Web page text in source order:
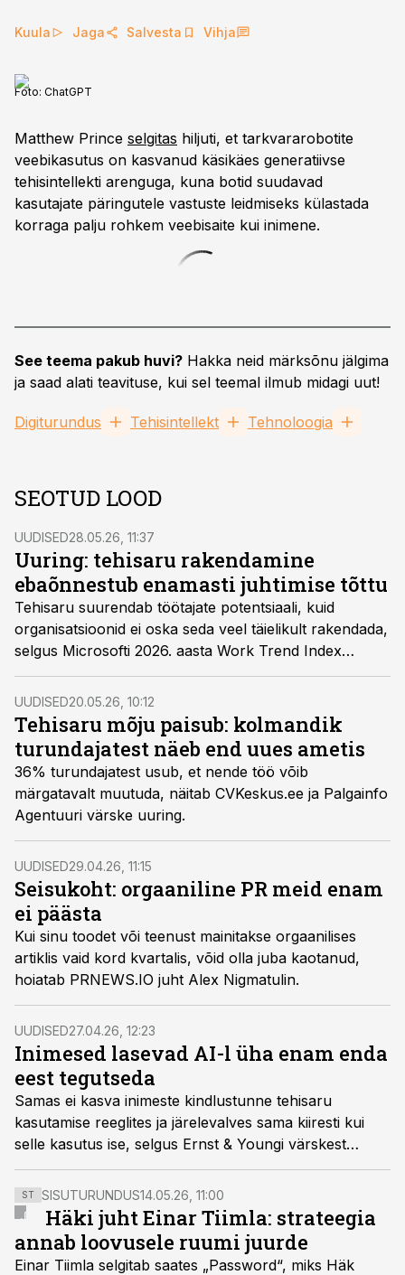
Kuula Jaga Salvesta Vihja
Foto: ChatGPT
Matthew Prince selgitas hiljuti, et tarkvararobotite
veebikasutus on kasvanud käsikäes generatiivse
tehisintellekti arenguga, kuna botid suudavad
kasutajate päringutele vastuste leidmiseks külastada
korraga palju rohkem veebisaite kui inimene.
See teema pakub huvi? Hakka neid märksõnu jälgima
ja saad alati teavituse, kui sel teemal ilmub midagi uut!
Digiturundus Tehisintellekt Tehnoloogia
SEOTUD LOOD
UUDISED28.05.26, 11:37
Uuring: tehisaru rakendamine
ebaõnnestub enamasti juhtimise tõttu
Tehisaru suurendab töötajate potentsiaali, kuid
organisatsioonid ei oska seda veel täielikult rakendada,
selgus Microsofti 2026. aasta Work Trend Index
uuringust.
UUDISED20.05.26, 10:12
Tehisaru mõju paisub: kolmandik
turundajatest näeb end uues ametis
36% turundajatest usub, et nende töö võib
märgatavalt muutuda, näitab CVKeskus.ee ja Palgainfo
Agentuuri värske uuring.
UUDISED29.04.26, 11:15
Seisukoht: orgaaniline PR meid enam
ei päästa
Kui sinu toodet või teenust mainitakse orgaanilises
artiklis vaid kord kvartalis, võid olla juba kaotanud,
hoiatab PRNEWS.IO juht Alex Nigmatulin.
UUDISED27.04.26, 12:23
Inimesed lasevad AI-l üha enam enda
eest tegutseda
Samas ei kasva inimeste kindlustunne tehisaru
kasutamise reeglites ja järelevalves sama kiiresti kui
selle kasutus ise, selgus Ernst & Youngi värskest
uuringust.
ST SISUTURUNDUS14.05.26, 11:00
Häki juht Einar Tiimla: strateegia
annab loovusele ruumi juurde
Einar Tiimla selgitab saates „Password“, miks Häk